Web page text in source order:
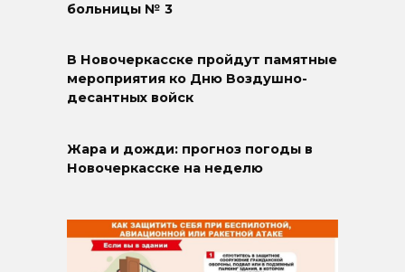
больницы № 3
В Новочеркасске пройдут памятные
мероприятия ко Дню Воздушно-
десантных войск
Жара и дожди: прогноз погоды в
Новочеркасске на неделю